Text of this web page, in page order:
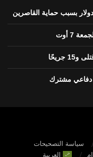
7 أوت
دفاعي مشترك
سياسة التصحيحات
العربية